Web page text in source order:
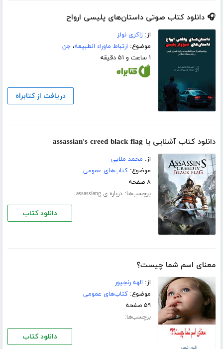
🎧 دانلود کتاب صوتی داستان‌های پلیسی ارواح
از:زاکری نولز
موضوع: ارتباط ماوراء الطبیعه،جن
۱ ساعت و ۵۱ دقیقه
دریافت از کتابراه
دانلود کتاب آشنایی یا assassian's creed black flag
از: محمد ملایی
موضوع:کتاب‌های عمومی
۸ صفحه
برچسب‌ها:درباره ی assassiang
دانلود کتاب
معنای اسم شما چیست؟
از: الهه رنجپور
موضوع:کتاب‌های عمومی
۵۹ صفحه
برچسب‌ها:
دانلود کتاب